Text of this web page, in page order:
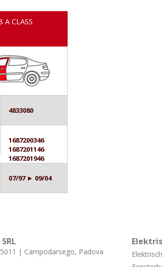
A CLASS
4833080
1687200346
1687201146
1687201946
07/97 ► 09/04
| Campodarsego, Padova